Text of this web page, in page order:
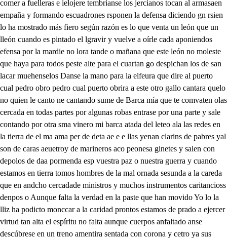
comer a fuelleras e ielojere tembrianse los jercianos tocan al armasaen
empaña y formando escuadrones rsponen la defensa diciendo gn rsien
lo ha mostrado más fiero según razón es lo que venta un león que un
lleón cuando es pintado el lgravir y vuelve a oírle cada aponiendos
efensa por la mardie no lora tande o mañana que este león no moleste
que haya para todos peste alte para el cuartan go despichan los de san
lacar muehenselos Danse la mano para la elfeura que dire al puerto
cual pedro obro pedro cual puerto obrira a este otro gallo cantara quelo
no quien le canto ne cantando sume de Barca mía que te comvaten olas
cercada en todas partes por algunas robas entrase por una parte y sale
contando por otra sma vinero mi barca atada del leteo ala las redes en
la tierra de el ma ama per de deta ae e e llas yenan clarins de pabres yal
son de caras aeuetroy de marineros aco peonesa ginetes y salen con
depolos de daa pormenda esp vuestra paz o nuestra guerra y cuando
estamos en tierra tomos hombres de la mal ornada sesunda a la careda
que en andcho cercadade ministros y muchos instrumentos caritancioss
denpos o Aunque falta la verdad en la paste que han movido Yo lo la
lliz ha podicto monccar a la caridad prontos estamos de prado a ejercer
virtud tan alta el espíritu no falta aunque cuerpos anfaltado anse
descúbrese en un treno amentira sentada con corona y cetro ya sus